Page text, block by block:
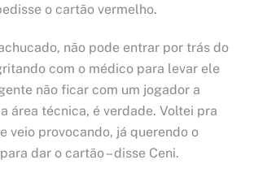
o cartão vermelho.
não pode entrar por trás do
com o médico para levar ele
não ficar com um jogador a
área técnica, é verdade. Voltei pra
veio provocando, já querendo o
dar o cartão – disse Ceni.